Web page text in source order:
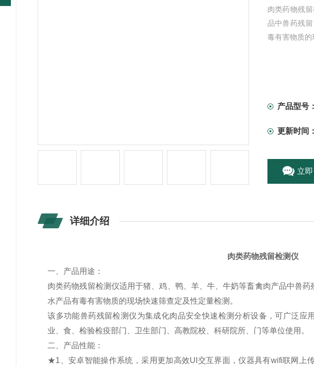
肉类药物残
品中兽药残
毒有害物质的
产品型号：
更新时间：
立
详细介绍
肉类药物残留检测仪
一、产品用途：
肉类药物残留检测仪适用于猪、鸡、鸭、羊、牛、牛奶等畜禽肉产品中兽
水产品有毒有害物质的现场快速筛查定及性定量检测。
该多功能兽药残留检测仪为集成化肉品安全快速检测分析设备，可广泛应
业、食、检验检疫部门、卫生部门、高教院校、科研院所、门等单位使用。
二、产品性能：
★1、安卓智能操作系统，采用更加高效UI交互界面，仪器具有wifi联网上